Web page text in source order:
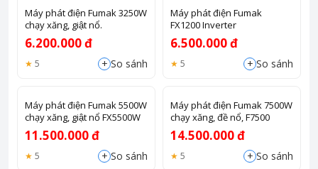
Máy phát điện Fumak 3250W
chạy xăng, giật nổ.
6.200.000 đ
5 + So sánh
Máy phát điện Fumak
FX1200 Inverter
6.500.000 đ
5 + So sánh
Máy phát điện Fumak 5500W
chạy xăng, giật nổ FX5500W
11.500.000 đ
5 + So sánh
Máy phát điện Fumak 7500W
chạy xăng, đề nổ, F7500
14.500.000 đ
5 + So sánh